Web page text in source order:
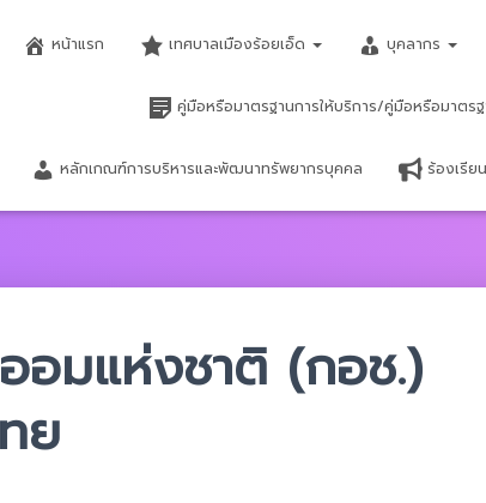
หน้าแรก เทศบาลเมืองร้อยเอ็ด บุคลากร
คู่มือหรือมาตรฐานการให้บริการ/คู่มือหรือมาตร
หลักเกณฑ์การบริหารและพัฒนาทรัพยากรบุคคล ร้องเรีย
อมแห่งชาติ (กอช.)
ย